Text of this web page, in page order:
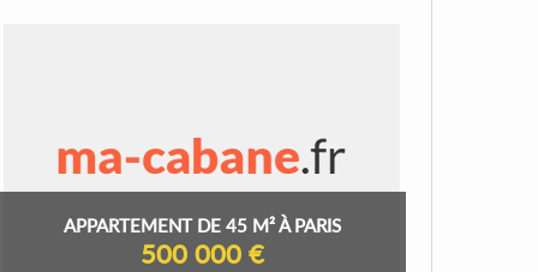
APPARTEMENT DE 45 M² À PARIS
500 000 €